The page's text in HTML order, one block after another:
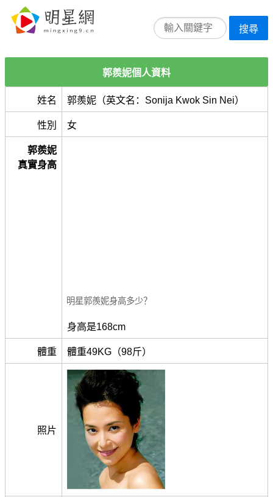
搜尋
郭羨妮個人資料
姓名 郭羨妮（英文名：Sonija Kwok Sin Nei）
性別 女
郭羨妮
真實身高
明星郭羨妮身高多少？
身高是168cm
體重 體重49KG（98斤）
照片